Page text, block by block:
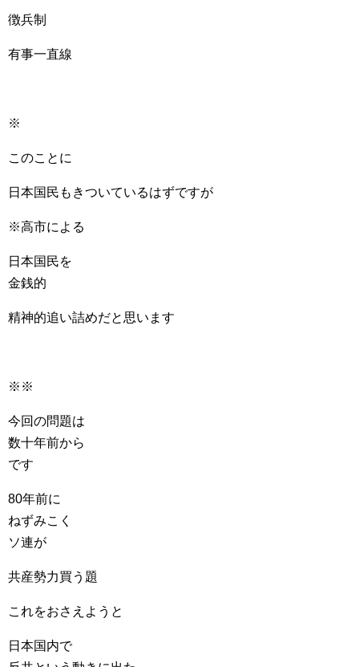
徴兵制
有事一直線
※
このことに
日本国民もきついているはずですが
※高市による
日本国民を
金銭的
精神的追い詰めだと思います
※※
今回の問題は
数十年前から
です
80年前に
ねずみこく
ソ連が
共産勢力買う題
これをおさえようと
日本国内で